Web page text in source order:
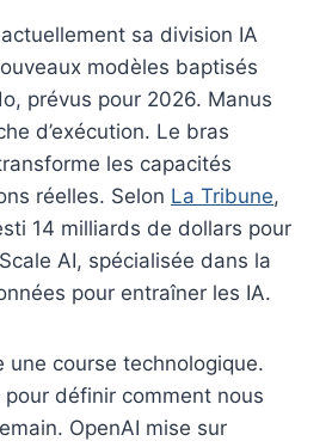
sa division IA
modèles baptisés
prévus pour 2026. Manus
d’exécution. Le bras
les capacités
réelles. Selon La Tribune,
14 milliards de dollars pour
AI, spécialisée dans la
pour entraîner les IA.
une course technologique.
pour définir comment nous
OpenAI mise sur